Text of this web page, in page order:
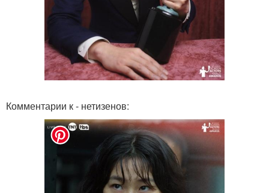
Комментарии к - нетизенов: